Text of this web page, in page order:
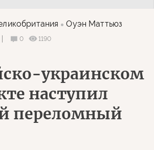
Оуэн Маттьюз
0
1190
украинском
наступил
переломный